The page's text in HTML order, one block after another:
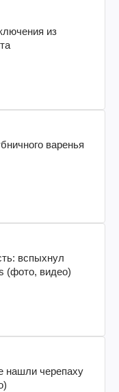
из
варенья
вспыхнул
(фото, видео)
нашли черепаху